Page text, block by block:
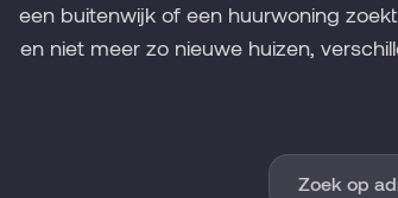
een buitenwijk of een huurwoning
en niet meer zo nieuwe huizen,